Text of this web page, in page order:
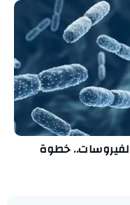
خطوة